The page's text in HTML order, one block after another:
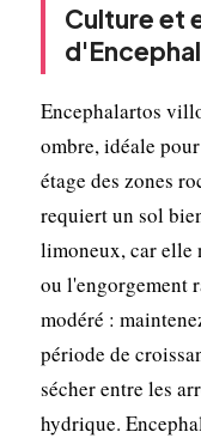
Culture et
Encephalartos
ombre, idéale
étage des zones
requiert un sol
limoneux, car elle
ou l'engorgement
modéré :
période de
sécher entre les
hydrique.